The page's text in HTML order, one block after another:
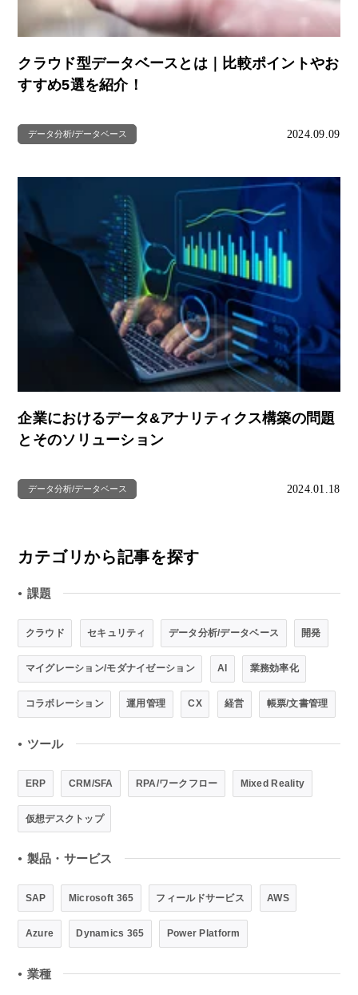
クラウド型データベースとは｜比較ポイントやお
すすめ5選を紹介！
データ分析/データベース 2024.09.09
企業におけるデータ&アナリティクス構築の問題
とそのソリューション
データ分析/データベース 2024.01.18
カテゴリから記事を探す
● 課題
クラウド セキュリティ データ分析/データベース 開発
マイグレーション/モダナイゼーション AI 業務効率化
コラボレーション 運用管理 CX 経営 帳票/文書管理
● ツール
ERP CRM/SFA RPA/ワークフロー Mixed Reality
仮想デスクトップ
● 製品・サービス
SAP Microsoft 365 フィールドサービス AWS
Azure Dynamics 365 Power Platform
● 業種